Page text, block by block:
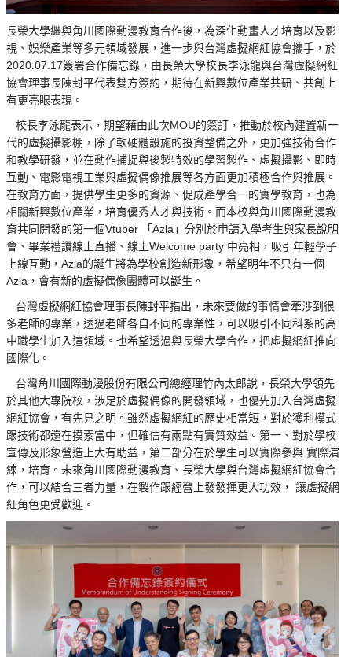
長榮大學繼與角川國際動漫教育合作後，為深化動畫人才培育以及影
視、娛樂產業等多元領域發展，進一步與台灣虛擬網紅協會攜手，於
2020.07.17簽署合作備忘錄，由長榮大學校長李泳龍與台灣虛擬網紅
協會理事長陳封平代表雙方簽約，期待在新興數位產業共研、共創上
有更亮眼表現。
校長李泳龍表示，期望藉由此次MOU的簽訂，推動於校內建置新一
代的虛擬攝影棚，除了軟硬體設施的投資整備之外，更加強技術合作
和教學研發，並在動作捕捉與後製特效的學習製作、虛擬攝影、即時
互動、電影電視工業與虛擬偶像推展等各方面更加積極合作與推展。
在教育方面，提供學生更多的資源、促成產學合一的實學教育，也為
相關新興數位產業，培育優秀人才與技術。而本校與角川國際動漫教
育共同開發的第一個Vtuber 「Azla」分別於申請入學考生與家長說明
會、畢業禮讚線上直播、線上Welcome party 中亮相，吸引年輕學子
上線互動，Azla的誕生將為學校創造新形象，希望明年不只有一個
Azla，會有新的虛擬偶像團體可以誕生。
台灣虛擬網紅協會理事長陳封平指出，未來要做的事情會牽涉到很
多老師的專業，透過老師各自不同的專業性，可以吸引不同科系的高
中職學生加入這領域。也希望透過與長榮大學合作，把虛擬網紅推向
國際化。
台灣角川國際動漫股份有限公司總經理竹內太郎說，長榮大學領先
於其他大專院校，涉足於虛擬偶像的開發領域，也優先加入台灣虛擬
網紅協會，有先見之明。雖然虛擬網紅的歷史相當短，對於獲利模式
跟技術都還在摸索當中，但確信有兩點有實質效益。第一、對於學校
宣傳及形象營造上大有助益，第二部分在於學生可以實際參與 實際演
練，培育。未來角川國際動漫教育、長榮大學與台灣虛擬網紅協會合
作，可以結合三者力量，在製作跟經營上發發揮更大功效， 讓虛擬網
紅角色更受歡迎。